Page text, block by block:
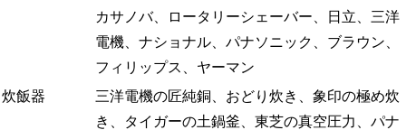
カサノバ、ロータリーシェーバー、日立、三洋
電機、ナショナル、パナソニック、ブラウン、
フィリップス、ヤーマン
炊飯器
三洋電機の匠純銅、おどり炊き、象印の極め炊
き、タイガーの土鍋釜、東芝の真空圧力、パナ